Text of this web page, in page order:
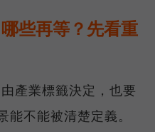
些再等？先看重
產業標籤決定，也要
不能被清楚定義。